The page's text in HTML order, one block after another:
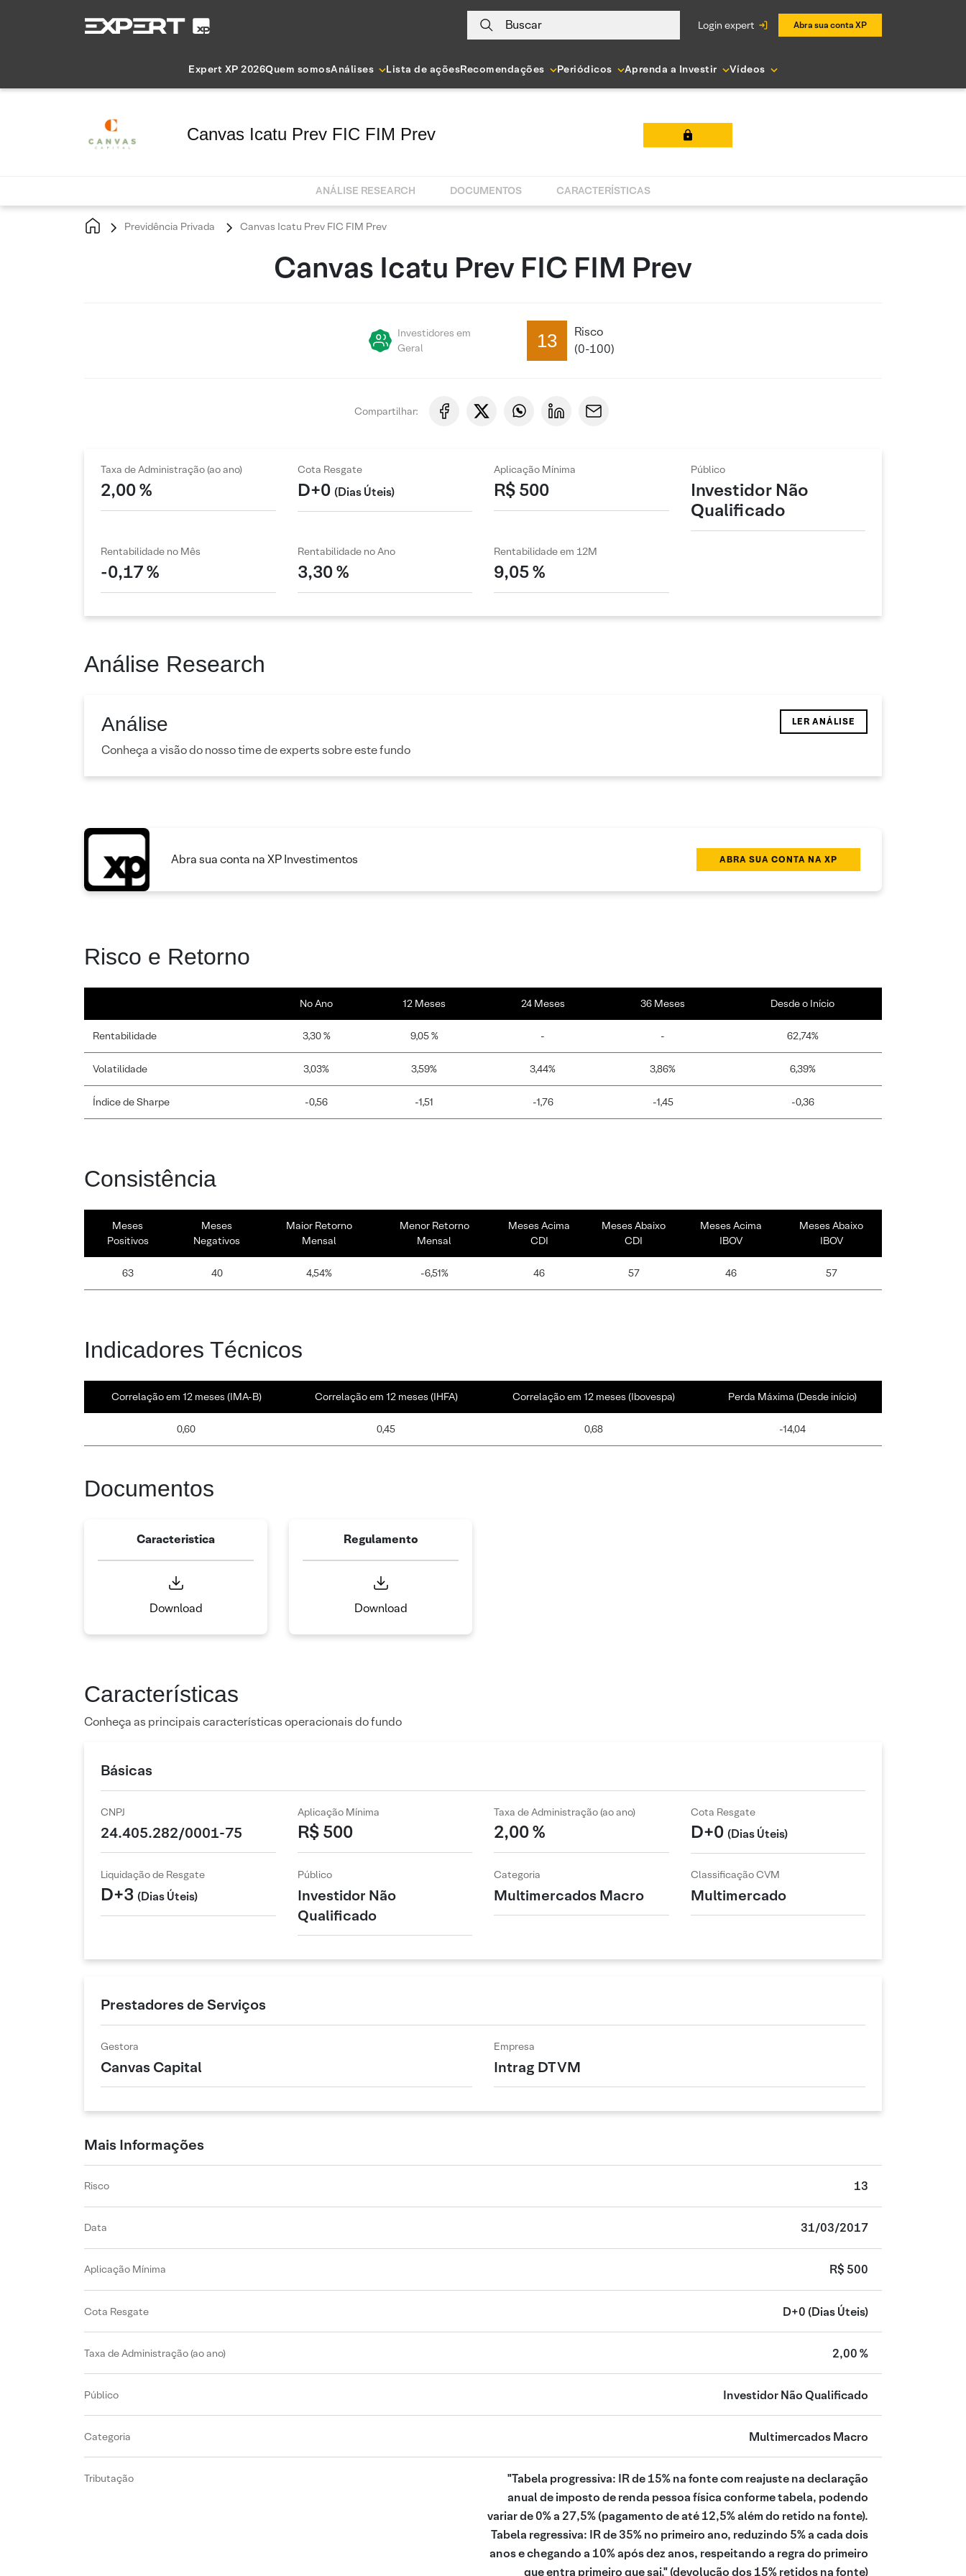
Buscar login expert Abra sua conta XP
Expert XP 2026Quem somosAnálises Lista de açõesRecomendações Periódicos Aprenda a Investir Vídeos
Canvas Icatu Prev FIC FIM Prev
ANÁLISE RESEARCH DOCUMENTOS CARACTERÍSTICAS
Previdência Privada Canvas Icatu Prev FIC FIM Prev
Canvas Icatu Prev FIC FIM Prev
Investidores em
Geral
13
Risco
(0-100)
Compartilhar:
Taxa de Administração (ao ano)
2,00 %
Cota Resgate
D+0 (Dias Úteis)
Aplicação Mínima
R$ 500
Público
Investidor Não
Qualificado
Rentabilidade no Mês
-0,17 %
Rentabilidade no Ano
3,30 %
Rentabilidade em 12M
9,05 %
Análise Research
Análise
Conheça a visão do nosso time de experts sobre este fundo
LER ANÁLISE
Abra sua conta na XP Investimentos ABRA SUA CONTA NA XP
Risco e Retorno
No Ano 12 Meses 24 Meses 36 Meses Desde o Início
Rentabilidade 3,30 % 9,05 % - - 62,74%
Volatilidade 3,03% 3,59% 3,44% 3,86% 6,39%
Índice de Sharpe -0,56 -1,51 -1,76 -1,45 -0,36
Consistência
Meses
Positivos
Meses
Negativos
Maior Retorno
Mensal
Menor Retorno
Mensal
Meses Acima
CDI
Meses Abaixo
CDI
Meses Acima
IBOV
Meses Abaixo
IBOV
63 40 4,54% -6,51% 46 57 46 57
Indicadores Técnicos
Correlação em 12 meses (IMA-B) Correlação em 12 meses (IHFA) Correlação em 12 meses (Ibovespa) Perda Máxima (Desde início)
0,60 0,45 0,68 -14,04
Documentos
Caracteristica
Download
Regulamento
Download
Características
Conheça as principais características operacionais do fundo
Básicas
CNPJ
24.405.282/0001-75
Aplicação Mínima
R$ 500
Taxa de Administração (ao ano)
2,00 %
Cota Resgate
D+0 (Dias Úteis)
Liquidação de Resgate
D+3 (Dias Úteis)
Público
Investidor Não
Qualificado
Categoria
Multimercados Macro
Classificação CVM
Multimercado
Prestadores de Serviços
Gestora
Canvas Capital
Empresa
Intrag DTVM
Mais Informações
Risco 13
Data 31/03/2017
Aplicação Mínima R$ 500
Cota Resgate D+0 (Dias Úteis)
Taxa de Administração (ao ano) 2,00 %
Público Investidor Não Qualificado
Categoria Multimercados Macro
Tributação
"Tabela progressiva: IR de 15% na fonte com reajuste na declaração
anual de imposto de renda pessoa física conforme tabela, podendo
variar de 0% a 27,5% (pagamento de até 12,5% além do retido na fonte).
Tabela regressiva: IR de 35% no primeiro ano, reduzindo 5% a cada dois
anos e chegando a 10% após dez anos, respeitando a regra do primeiro
que entra primeiro que sai."(devolução dos 15% retidos na fonte)